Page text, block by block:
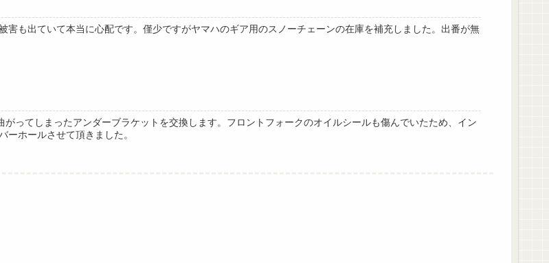
害も出ていて本当に心配です。僅少ですがヤマハのギア用のスノーチェーンの在庫を補充しました。出番が無
ってしまったアンダーブラケットを交換します。フロントフォークのオイルシールも傷んでいたため、イン
ーホールさせて頂きました。